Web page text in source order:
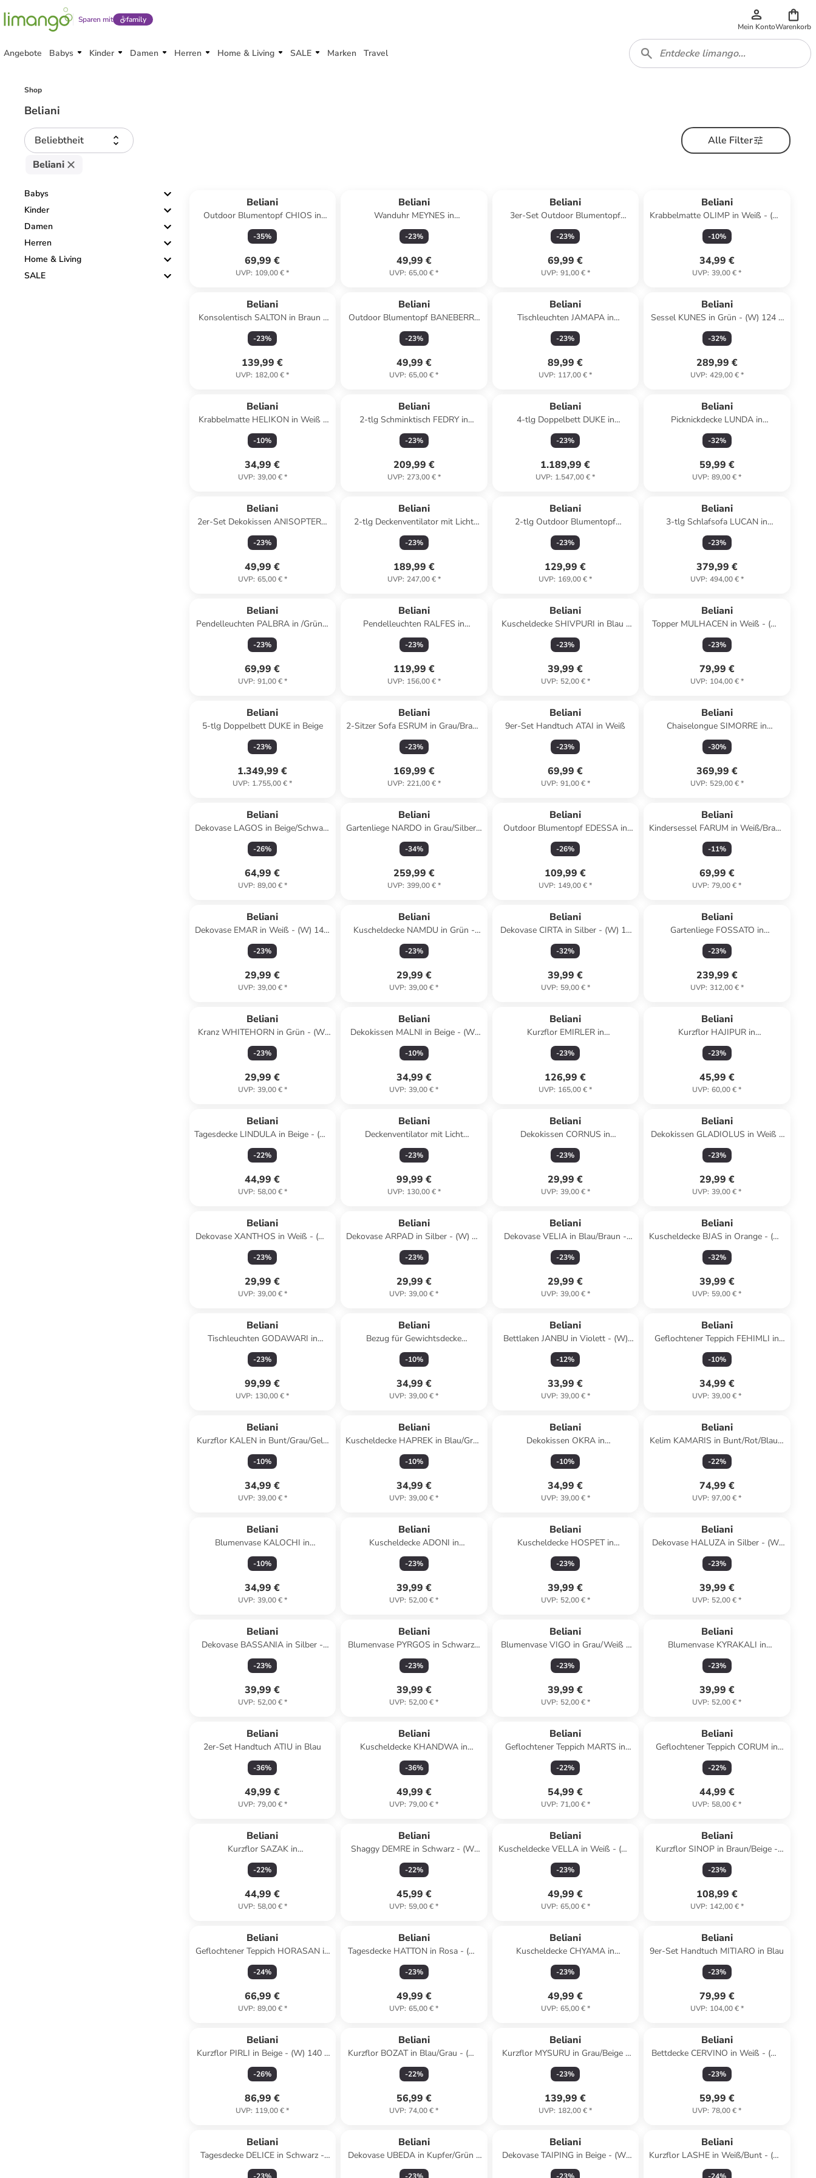
Sparen mit family
Mein KontoWarenkorb
Angebote Babys Kinder Damen Herren Home & Living SALE Marken Travel
Shop
Beliani
Beliebtheit
Alle Filter
Beliani
Babys
Kinder
Damen
Herren
Home & Living
SALE
Beliani
Outdoor Blumentopf CHIOS in
Weiß/Beige - (W) 44 x (H) 48 x (L)
44 cm
-35%
69,99 €
UVP: 109,00 €*
Beliani
Wanduhr MEYNES in
Braun/Schwarz - (W) 46 x (H) 60 x
(L) 0.5 cm
-23%
49,99 €
UVP: 65,00 €*
Beliani
3er-Set Outdoor Blumentopf
PENDULA in Braun
-23%
69,99 €
UVP: 91,00 €*
Beliani
Krabbelmatte OLIMP in Weiß - (W)
110 x (H) 3 x (L) 110 cm
-10%
34,99 €
UVP: 39,00 €*
Beliani
Konsolentisch SALTON in Braun -
(W) 100 x (H) 74 x (L) 31 cm
-23%
139,99 €
UVP: 182,00 €*
Beliani
Outdoor Blumentopf BANEBERRY
in Beige - (W) 24 x (H) 75 x (L) 24
cm
-23%
49,99 €
UVP: 65,00 €*
Beliani
Tischleuchten JAMAPA in
Weiß/Blau - (W) 32 x (H) 50 x (L)
32 cm
-23%
89,99 €
UVP: 117,00 €*
Beliani
Sessel KUNES in Grün - (W) 124 x
(H) 78 x (L) 94 cm
-32%
289,99 €
UVP: 429,00 €*
Beliani
Krabbelmatte HELIKON in Weiß -
(W) 110 x (H) 3 x (L) 110 cm
-10%
34,99 €
UVP: 39,00 €*
Beliani
2-tlg Schminktisch FEDRY in
Grau/Gold
-23%
209,99 €
UVP: 273,00 €*
Beliani
4-tlg Doppelbett DUKE in
Beige/Schwarz
-23%
1.189,99 €
UVP: 1.547,00 €*
Beliani
Picknickdecke LUNDA in
Grau/Braun - (W) 200 x (H) 1 x (L)
200 cm
-32%
59,99 €
UVP: 89,00 €*
Beliani
2er-Set Dekokissen ANISOPTERA
in Grün/Beige
-23%
49,99 €
UVP: 65,00 €*
Beliani
2-tlg Deckenventilator mit Licht
BORMEJO in Gold/Beige
-23%
189,99 €
UVP: 247,00 €*
Beliani
2-tlg Outdoor Blumentopf
CROTON in Weiß
-23%
129,99 €
UVP: 169,00 €*
Beliani
3-tlg Schlafsofa LUCAN in
Grün/Schwarz
-23%
379,99 €
UVP: 494,00 €*
Beliani
Pendelleuchten PALBRA in /Grün -
(W) 40 x (H) 180 x (L) 40 cm
-23%
69,99 €
UVP: 91,00 €*
Beliani
Pendelleuchten RALFES in
Transparent/Messing - (W) 30 x (H)
119 x (L) 30 cm
-23%
119,99 €
UVP: 156,00 €*
Beliani
Kuscheldecke SHIVPURI in Blau -
(W) 130 x (H) 1 x (L) 180 cm
-23%
39,99 €
UVP: 52,00 €*
Beliani
Topper MULHACEN in Weiß - (W)
120 x (H) 4 cm
-23%
79,99 €
UVP: 104,00 €*
Beliani
5-tlg Doppelbett DUKE in Beige
-23%
1.349,99 €
UVP: 1.755,00 €*
Beliani
2-Sitzer Sofa ESRUM in Grau/Braun
- (W) 111 x (H) 79 x (L) 72 cm
-23%
169,99 €
UVP: 221,00 €*
Beliani
9er-Set Handtuch ATAI in Weiß
-23%
69,99 €
UVP: 91,00 €*
Beliani
Chaiselongue SIMORRE in
Grau/Schwarz/Silber - (W) 157 x
(H) 82 x (L) 66 cm
-30%
369,99 €
UVP: 529,00 €*
Beliani
Dekovase LAGOS in Beige/Schwarz
- (W) 10 x (H) 40 x (L) 8 cm
-26%
64,99 €
UVP: 89,00 €*
Beliani
Gartenliege NARDO in Grau/Silber -
(W) 64 x (H) 29 x (L) 198 cm
-34%
259,99 €
UVP: 399,00 €*
Beliani
Outdoor Blumentopf EDESSA in
Beige - (W) 70 x (H) 50 x (L) 29 cm
-26%
109,99 €
UVP: 149,00 €*
Beliani
Kindersessel FARUM in Weiß/Braun
- (W) 45 x (H) 55 x (L) 41 cm
-11%
69,99 €
UVP: 79,00 €*
Beliani
Dekovase EMAR in Weiß - (W) 14 x
(H) 31 x (L) 14 cm
-23%
29,99 €
UVP: 39,00 €*
Beliani
Kuscheldecke NAMDU in Grün -
(W) 125 x (H) 0.5 x (L) 150 cm
-23%
29,99 €
UVP: 39,00 €*
Beliani
Dekovase CIRTA in Silber - (W) 14
x (H) 27 x (L) 14 cm
-32%
39,99 €
UVP: 59,00 €*
Beliani
Gartenliege FOSSATO in
Schwarz/Silber - (W) 64 x (H) 29 x
(L) 198 cm
-23%
239,99 €
UVP: 312,00 €*
Beliani
Kranz WHITEHORN in Grün - (W)
50 x (H) 10 x (L) 50 cm
-23%
29,99 €
UVP: 39,00 €*
Beliani
Dekokissen MALNI in Beige - (W)
19 x (H) 19 x (L) 19 cm
-10%
34,99 €
UVP: 39,00 €*
Beliani
Kurzflor EMIRLER in
Weiß/Schwarz/Braun - (W) 140 x
(H) 1 x (L) 200 cm
-23%
126,99 €
UVP: 165,00 €*
Beliani
Kurzflor HAJIPUR in
Beige/Orange/Schwarz - (W) 80 x
(H) 1.4 x (L) 150 cm
-23%
45,99 €
UVP: 60,00 €*
Beliani
Tagesdecke LINDULA in Beige - (W)
150 x (L) 200 cm
-22%
44,99 €
UVP: 58,00 €*
Beliani
Deckenventilator mit Licht
DOLORES in Schwarz/Gelb/Grau
-23%
99,99 €
UVP: 130,00 €*
Beliani
Dekokissen CORNUS in
Weiß/Blau/Grau - (W) 45 x (H) 10 x
(L) 45 cm
-23%
29,99 €
UVP: 39,00 €*
Beliani
Dekokissen GLADIOLUS in Weiß -
(W) 172 x (H) 14 x (L) 14 cm
-23%
29,99 €
UVP: 39,00 €*
Beliani
Dekovase XANTHOS in Weiß - (W)
14 x (H) 32 x (L) 14 cm
-23%
29,99 €
UVP: 39,00 €*
Beliani
Dekovase ARPAD in Silber - (W) 12
x (H) 33 x (L) 12 cm
-23%
29,99 €
UVP: 39,00 €*
Beliani
Dekovase VELIA in Blau/Braun -
(W) 23 x (H) 40 x (L) 23 cm
-23%
29,99 €
UVP: 39,00 €*
Beliani
Kuscheldecke BJAS in Orange - (W)
150 x (H) 1 x (L) 200 cm
-32%
39,99 €
UVP: 59,00 €*
Beliani
Tischleuchten GODAWARI in
Braun/Beige - (W) 30 x (H) 54 x (L)
30 cm
-23%
99,99 €
UVP: 130,00 €*
Beliani
Bezug für Gewichtsdecke
CALLISTO in Blau
-10%
34,99 €
UVP: 39,00 €*
Beliani
Bettlaken JANBU in Violett - (W)
140 x (H) 30 x (L) 200 cm
-12%
33,99 €
UVP: 39,00 €*
Beliani
Geflochtener Teppich FEHIMLI in
Schwarz/Beige - (W) 80 x (H) 1.2 x
(L) 150 cm
-10%
34,99 €
UVP: 39,00 €*
Beliani
Kurzflor KALEN in Bunt/Grau/Gelb
- (W) 80 x (H) 1 x (L) 150 cm
-10%
34,99 €
UVP: 39,00 €*
Beliani
Kuscheldecke HAPREK in Blau/Grau
- (W) 130 x (H) 0.3 x (L) 170 cm
-10%
34,99 €
UVP: 39,00 €*
Beliani
Dekokissen OKRA in
Bunt/Grün/Weiß - (W) 45 x (H) 10
x (L) 45 cm
-10%
34,99 €
UVP: 39,00 €*
Beliani
Kelim KAMARIS in Bunt/Rot/Blau -
(W) 140 x (L) 200 cm
-22%
74,99 €
UVP: 97,00 €*
Beliani
Blumenvase KALOCHI in
Transparent/Blau - (W) 7 x (H) 27 x
(L) 7 cm
-10%
34,99 €
UVP: 39,00 €*
Beliani
Kuscheldecke ADONI in
Beige/Schwarz/Gelb - (W) 130 x (H)
1 x (L) 180 cm
-23%
39,99 €
UVP: 52,00 €*
Beliani
Kuscheldecke HOSPET in
Grau/Beige - (W) 130 x (H) 1 x (L)
180 cm
-23%
39,99 €
UVP: 52,00 €*
Beliani
Dekovase HALUZA in Silber - (W)
17 x (H) 35 x (L) 10 cm
-23%
39,99 €
UVP: 52,00 €*
Beliani
Dekovase BASSANIA in Silber -
(W) 12 x (H) 45 x (L) 12 cm
-23%
39,99 €
UVP: 52,00 €*
Beliani
Blumenvase PYRGOS in Schwarz -
(W) 14 x (H) 22 x (L) 19 cm
-23%
39,99 €
UVP: 52,00 €*
Beliani
Blumenvase VIGO in Grau/Weiß -
(W) 21 x (H) 36 x (L) 21 cm
-23%
39,99 €
UVP: 52,00 €*
Beliani
Blumenvase KYRAKALI in
Transparent - (W) 17 x (H) 28 x (L)
17 cm
-23%
39,99 €
UVP: 52,00 €*
Beliani
2er-Set Handtuch ATIU in Blau
-36%
49,99 €
UVP: 79,00 €*
Beliani
Kuscheldecke KHANDWA in
Beige/Weiß/Orange - (W) 130 x (H)
1 x (L) 180 cm
-36%
49,99 €
UVP: 79,00 €*
Beliani
Geflochtener Teppich MARTS in
Beige/Blau - (W) 140 x (L) 140 cm
-22%
54,99 €
UVP: 71,00 €*
Beliani
Geflochtener Teppich CORUM in
Schwarz/Blau/Burgunderrot
-22%
44,99 €
UVP: 58,00 €*
Beliani
Kurzflor SAZAK in
Bunt/Beige/Schwarz - (W) 80 x (L)
150 cm
-22%
44,99 €
UVP: 58,00 €*
Beliani
Shaggy DEMRE in Schwarz - (W)
80 x (H) 2 x (L) 150 cm
-22%
45,99 €
UVP: 59,00 €*
Beliani
Kuscheldecke VELLA in Weiß - (W)
150 x (H) 1 x (L) 200 cm
-23%
49,99 €
UVP: 65,00 €*
Beliani
Kurzflor SINOP in Braun/Beige -
(W) 160 x (H) 1.5 x (L) 230 cm
-23%
108,99 €
UVP: 142,00 €*
Beliani
Geflochtener Teppich HORASAN in
Beige - (W) 140 x (H) 1 x (L) 140
cm
-24%
66,99 €
UVP: 89,00 €*
Beliani
Tagesdecke HATTON in Rosa - (W)
200 x (H) 0.2 x (L) 220 cm
-23%
49,99 €
UVP: 65,00 €*
Beliani
Kuscheldecke CHYAMA in
Schwarz/Weiß - (W) 200 x (H) 0.5 x
(L) 220 cm
-23%
49,99 €
UVP: 65,00 €*
Beliani
9er-Set Handtuch MITIARO in Blau
-23%
79,99 €
UVP: 104,00 €*
Beliani
Kurzflor PIRLI in Beige - (W) 140 x
(H) 1.2 x (L) 200 cm
-26%
86,99 €
UVP: 119,00 €*
Beliani
Kurzflor BOZAT in Blau/Grau - (W)
140 x (H) 1 x (L) 200 cm
-22%
56,99 €
UVP: 74,00 €*
Beliani
Kurzflor MYSURU in Grau/Beige -
(W) 160 x (L) 160 cm
-23%
139,99 €
UVP: 182,00 €*
Beliani
Bettdecke CERVINO in Weiß - (W)
150 x (H) 1 x (L) 200 cm
-23%
59,99 €
UVP: 78,00 €*
Beliani
Tagesdecke DELICE in Schwarz -
(W) 150 x (H) 2 x (L) 200 cm
Beliani
Dekovase UBEDA in Kupfer/Grün -
(W) 13 x (H) 41 x (L) 13 cm
Beliani
Dekovase TAIPING in Beige - (W)
22 x (H) 46 x (L) 22 cm
Beliani
Kurzflor LASHE in Weiß/Bunt - (W)
140 x (L) 200 cm